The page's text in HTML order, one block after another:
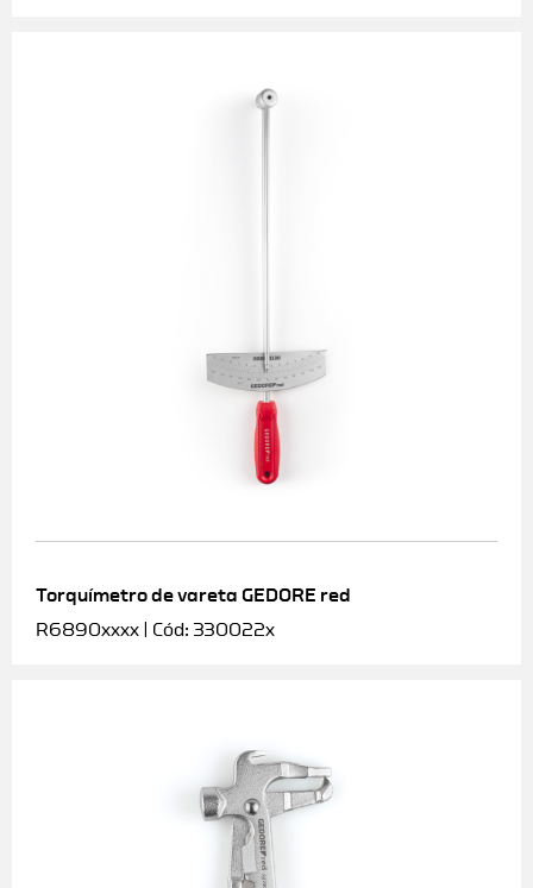
Torquímetro de vareta GEDORE red
R6890xxxx | Cód: 330022x